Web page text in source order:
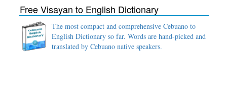
Free Visayan to English Dictionary
The most compact and comprehensive Cebuano to
English Dictionary so far. Words are hand-picked and
translated by Cebuano native speakers.